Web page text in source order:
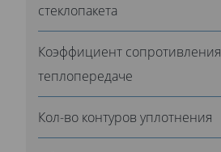
стеклопакета
Коэффициент сопротивления
теплопередаче
Кол-во контуров уплотнения